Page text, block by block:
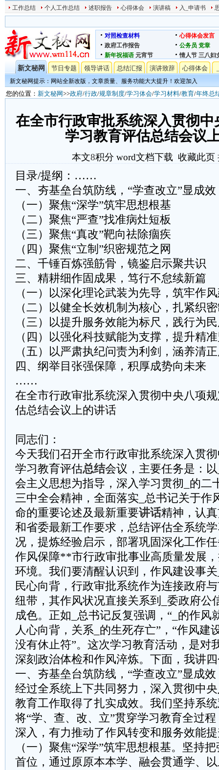
工作总结 个人工作总结 述职报告 心得体会 演讲稿 入_申请书
对照检查材料
心得体会发言
政府工作报告
公务员 党章
新年祝福语 元宵节 情人节 三八妇
新文秘网 节日专题 领导讲话 总结汇报 演讲致辞 心得体会
新文秘网提示：网站全新改版，文章质量、服务功能大大提升！欢迎加入
您的位置： 新文秘网>>政府/行政/规章制度/学习体会/学习材料/教育/年终总
在全市行政审批系统深入贯彻中
学习教育评估总结会议
本文8积分 word文档下载 收藏此页
目录/提纲：……
一、夯基垒台筑防线，“学查改立”显成效
（一）聚焦“深学”筑牢思想根基
（二）聚焦“严查”找准病灶短板
（三）聚焦“真改”靶向祛除痼疾
（四）聚焦“立制”织密规范之网
二、千锤百炼强筋骨，镜鉴启示聚共识
三、精耕细作固成果，笃行不怠续新篇
（一）以深化理论武装为先导，筑牢作
（二）以健全长效机制为核心，扎紧织
（三）以提升服务效能为标尺，践行为
（四）以强化科技赋能为支撑，提升精
（五）以严肃执纪问责为利剑，涵养清
四、纲举目张强保障，积厚成势向未来
……
在全市行政审批系统深入贯彻中央八项
估总结会议上的讲话
同志们：
今天我们召开全市行政审批系统深入贯
学习教育评估总结会议，主要任务是：
会主义思想为指导，深入学习贯彻_的二
三中全会精神，全面落实_总书记关于作
命的重要论述及最新重要讲话精神，认
和省委最新工作要求，总结评估全系统
况，提炼经验启示，部署巩固深化工作
作风保障**市行政审批事业高质量发展
环境。我们要清醒认识到，作风建设事
民心向背，行政审批系统作为连接政府
纽带，其作风状况直接关系到_委政府公
成色。正如_总书记反复强调，“_的作风
人心向背，关系_的生死存亡”，“作风建
没有休止符”。这次学习教育活动，是对
深刻政治体检和作风淬炼。下面，我讲
一、夯基垒台筑防线，“学查改立”显成效
经过全系统上下共同努力，深入贯彻中
教育工作取得了扎实成效。我们坚持系
将“学、查、改、立”贯穿学习教育全过
深入，有力推动了作风转变和服务效能
（一）聚焦“深学”筑牢思想根基。坚持
首位，通过原原本本学、融会贯通学、